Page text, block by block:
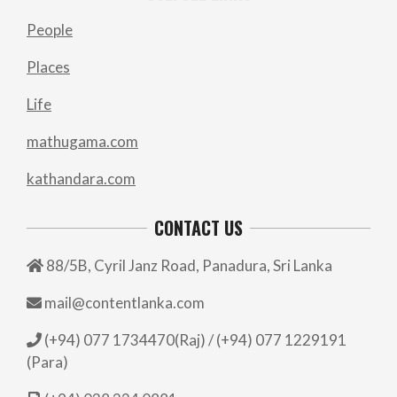
People
Places
Life
mathugama.com
kathandara.com
CONTACT US
88/5B, Cyril Janz Road, Panadura, Sri Lanka
mail@contentlanka.com
(+94) 077 1734470(Raj) / (+94) 077 1229191
(Para)